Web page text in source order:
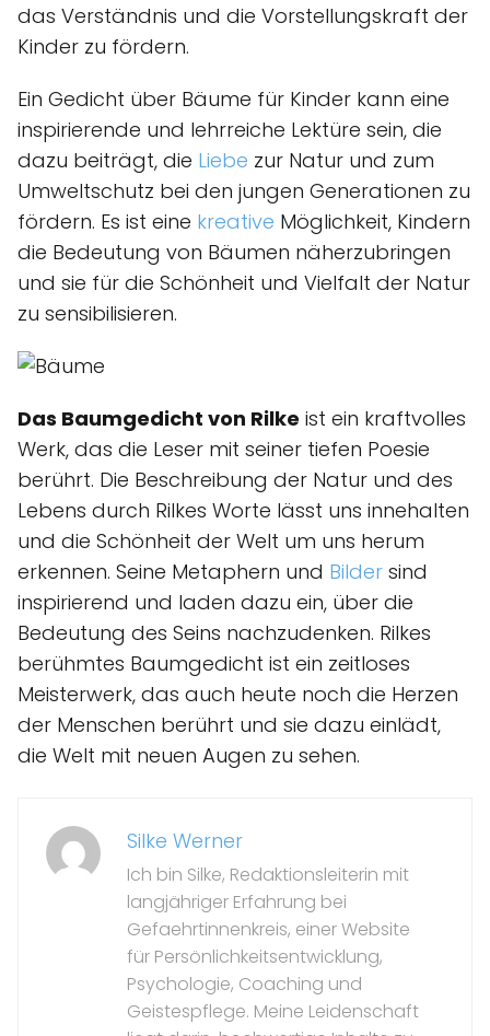
das Verständnis und die Vorstellungskraft der
Kinder zu fördern.
Ein Gedicht über Bäume für Kinder kann eine
inspirierende und lehrreiche Lektüre sein, die
dazu beiträgt, die Liebe zur Natur und zum
Umweltschutz bei den jungen Generationen zu
fördern. Es ist eine kreative Möglichkeit, Kindern
die Bedeutung von Bäumen näherzubringen
und sie für die Schönheit und Vielfalt der Natur
zu sensibilisieren.
Das Baumgedicht von Rilke ist ein kraftvolles
Werk, das die Leser mit seiner tiefen Poesie
berührt. Die Beschreibung der Natur und des
Lebens durch Rilkes Worte lässt uns innehalten
und die Schönheit der Welt um uns herum
erkennen. Seine Metaphern und Bilder sind
inspirierend und laden dazu ein, über die
Bedeutung des Seins nachzudenken. Rilkes
berühmtes Baumgedicht ist ein zeitloses
Meisterwerk, das auch heute noch die Herzen
der Menschen berührt und sie dazu einlädt,
die Welt mit neuen Augen zu sehen.
Silke Werner
Ich bin Silke, Redaktionsleiterin mit
langjähriger Erfahrung bei
Gefaehrtinnenkreis, einer Website
für Persönlichkeitsentwicklung,
Psychologie, Coaching und
Geistespflege. Meine Leidenschaft